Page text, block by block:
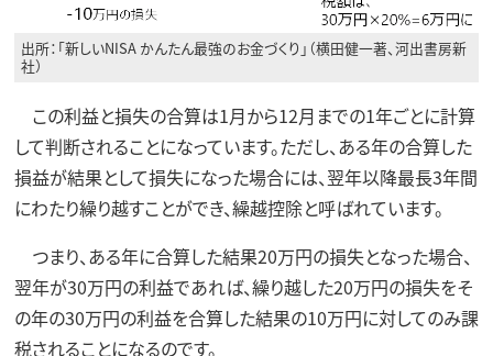
出所：「新しいNISA かんたん最強のお金づくり」（横田健一著、河出書房新
社）
この利益と損失の合算は1月から12月までの1年ごとに計算
して判断されることになっています。ただし、ある年の合算した
損益が結果として損失になった場合には、翌年以降最長3年間
にわたり繰り越すことができ、繰越控除と呼ばれています。
つまり、ある年に合算した結果20万円の損失となった場合、
翌年が30万円の利益であれば、繰り越した20万円の損失をそ
の年の30万円の利益を合算した結果の10万円に対してのみ課
税されることになるのです。